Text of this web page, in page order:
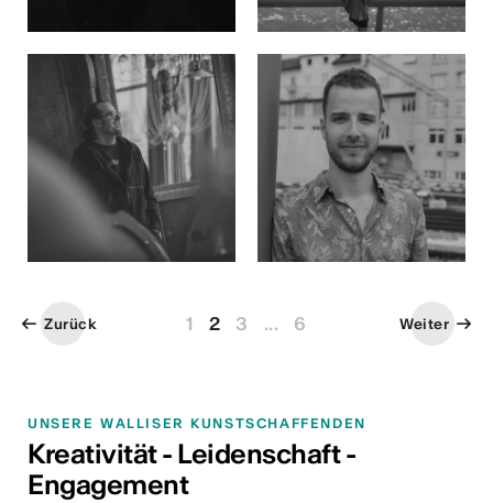
1 2 3 ... 6
Zurück Weiter
UNSERE WALLISER KUNSTSCHAFFENDEN
Kreativität - Leidenschaft -
Engagement